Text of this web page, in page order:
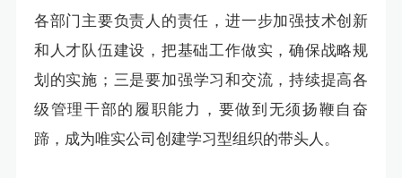
各部门主要负责人的责任，进一步加强技术创新
和人才队伍建设，把基础工作做实，确保战略规
划的实施；三是要加强学习和交流，持续提高各
级管理干部的履职能力，要做到无须扬鞭自奋
蹄，成为唯实公司创建学习型组织的带头人。